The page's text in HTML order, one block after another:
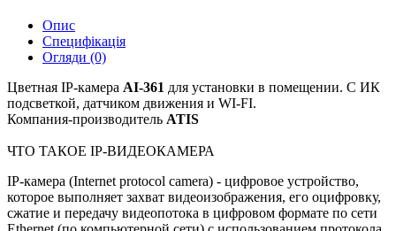
Опис
Специфікація
Огляди (0)
Цветная IP-камера AI-361 для установки в помещении. С ИК
подсветкой, датчиком движения и WI-FI.
Компания-производитель ATIS
ЧТО ТАКОЕ IP-ВИДЕОКАМЕРА
IP-камера (Internet protocol camera) - цифровое устройство,
которое выполняет захват видеоизображения, его оцифровку,
сжатие и передачу видеопотока в цифровом формате по сети